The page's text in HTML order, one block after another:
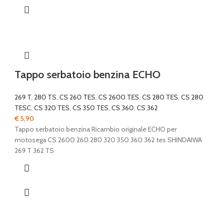
Tappo serbatoio benzina ECHO
269 T, 280 TS, CS 260 TES, CS 2600 TES, CS 280 TES, CS 280
TESC, CS 320 TES, CS 350 TES, CS 360, CS 362
€5,90
Tappo serbatoio benzina Ricambio originale ECHO per
motosega CS 2600 260 280 320 350 360 362 tes SHINDAIWA
269 T 362 TS